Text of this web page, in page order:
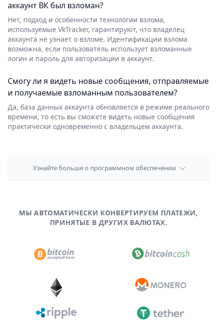
аккаунт ВК был взломан?
Нет, подход и особенности технологии взлома,
используемые VkTracker, гарантируют, что владелец
аккаунта не узнает о взломе. Идентификации взлома
возможна, если пользователь использует взломанные
логин и пароль для авторизации в аккаунт.
Смогу ли я видеть новые сообщения, отправляемые
и получаемые взломанным пользователем?
Да, база данных аккаунта обновляется в режиме реального
времени, то есть вы сможете видеть новые сообщения
практически одновременно с владельцем аккаунта.
Узнайте больше о программном обеспечении
МЫ АВТОМАТИЧЕСКИ КОНВЕРТИРУЕМ ПЛАТЕЖИ,
ПРИНЯТЫЕ В ДРУГИХ ВАЛЮТАХ.